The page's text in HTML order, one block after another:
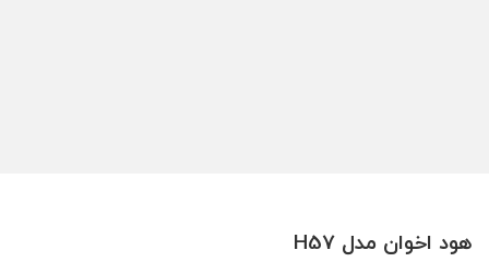
هود اخوان مدل H57